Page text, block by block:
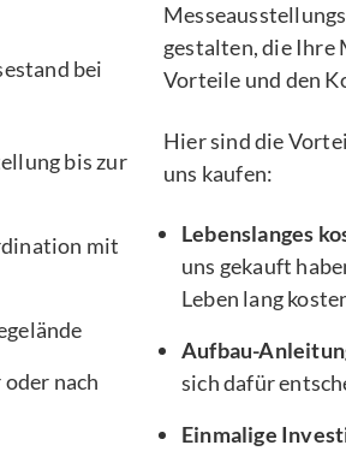
bei
bis zur
mit
nach
gestalten, die
Vorteile und den
Hier sind die
uns kaufen:
Lebenslanges
uns gekauft
Leben lang
Aufbau-
sich dafür
Einmalige